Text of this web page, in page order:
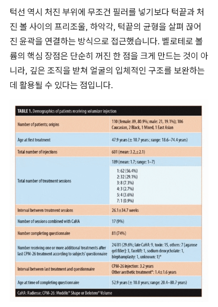
턱선 역시 처진 부위에 무조건 필러를 넣기보다 턱끝과 처
진 볼 사이의 프리조울, 하악각, 턱끝의 균형을 살펴 끊어
진 윤곽을 연결하는 방식으로 접근했습니다. 벨로테로 볼
륨의 핵심 장점은 단순히 꺼진 한 점을 크게 만드는 것이 아
니라, 깊은 조직을 받쳐 얼굴의 입체적인 구조를 보완하는
데 활용될 수 있다는 점입니다.